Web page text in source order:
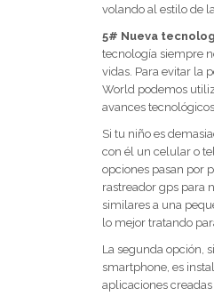
volando al estilo de
5# Nueva
tecnología siempre
vidas. Para evitar la
World podemos
avances
Si tu niño es
con él un celular o
opciones pasan por
rastreador gps para
similares a una
lo mejor tratando
La segunda opción,
smartphone, es
aplicaciones